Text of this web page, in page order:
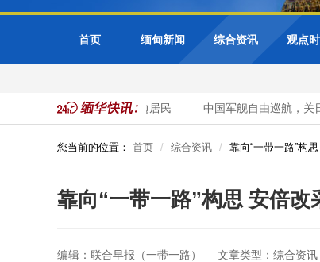
首页 缅甸新闻 综合资讯 观点
位 曼德勒省紧急疏散周边居民 中国军舰自由巡航，关日
您当前的位置： 首页 综合资讯 靠向“一带一路”构
靠向“一带一路”构思 安倍
编辑：联合早报（一带一路） 文章类型：综合资讯